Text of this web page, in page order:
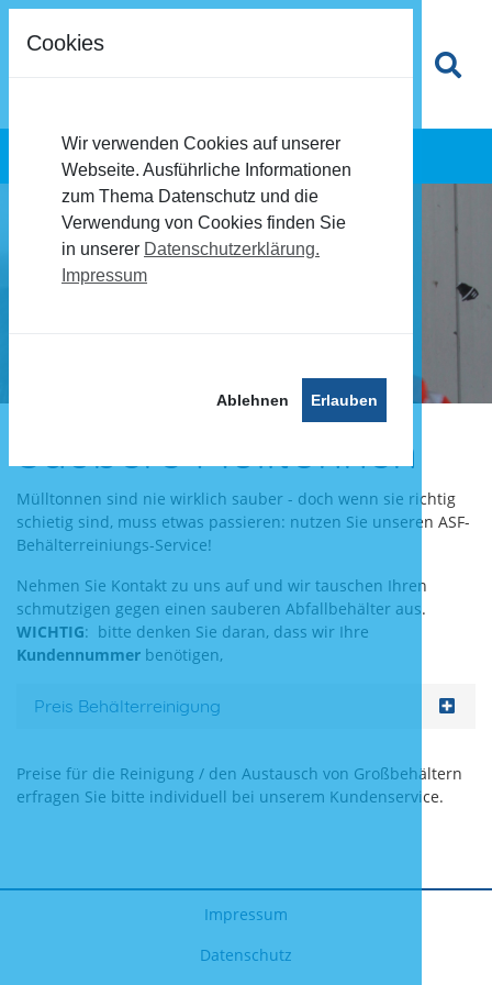
Cookies
Wir verwenden Cookies auf unserer
Webseite. Ausführliche Informationen
zum Thema Datenschutz und die
Verwendung von Cookies finden Sie
in unserer Datenschutzerklärung.
Impressum
Ablehnen Erlauben
Saubere Mülltonnen
Mülltonnen sind nie wirklich sauber - doch wenn sie richtig
schietig sind, muss etwas passieren: nutzen Sie unseren ASF-
Behälterreiniungs-Service!
Nehmen Sie Kontakt zu uns auf und wir tauschen Ihren
schmutzigen gegen einen sauberen Abfallbehälter aus.
WICHTIG: bitte denken Sie daran, dass wir Ihre
Kundennummer benötigen,
Preis Behälterreinigung
Preise für die Reinigung / den Austausch von Großbehältern
erfragen Sie bitte individuell bei unserem Kundenservice.
Impressum
Datenschutz